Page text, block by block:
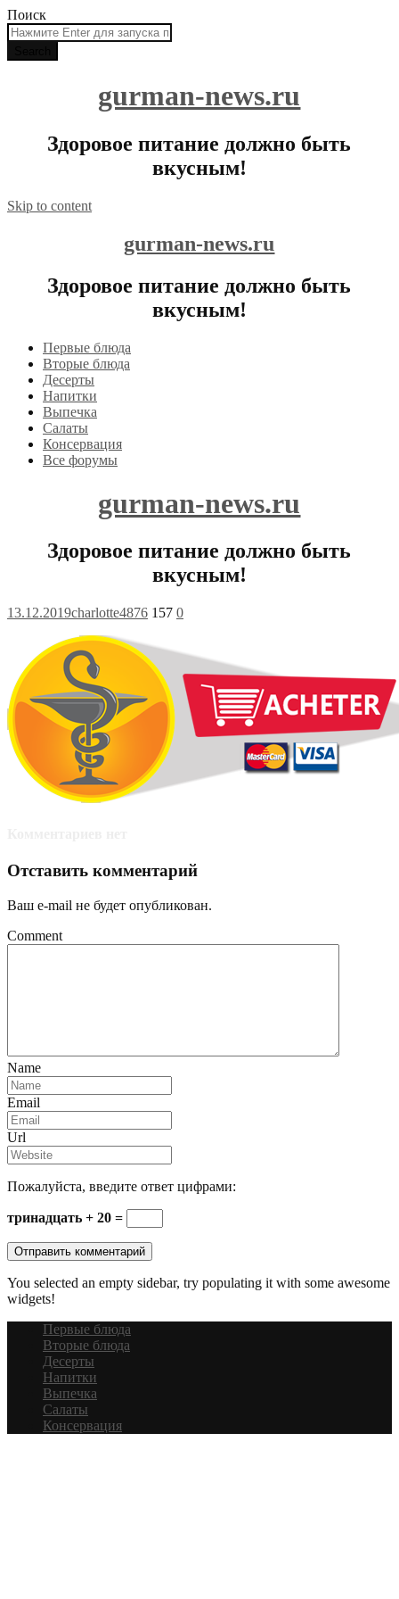
Поиск
gurman-news.ru
Здоровое питание должно быть
вкусным!
Skip to content
gurman-news.ru
Здоровое питание должно быть
вкусным!
Первые блюда
Вторые блюда
Десерты
Напитки
Выпечка
Салаты
Консервация
Все форумы
gurman-news.ru
Здоровое питание должно быть
вкусным!
13.12.2019charlotte4876 157 0
Отставить комментарий
Ваш e-mail не будет опубликован.
Comment
Name
Email
Url
Пожалуйста, введите ответ цифрами:
тринадцать + 20 =
You selected an empty sidebar, try populating it with some awesome
widgets!
Первые блюда
Вторые блюда
Десерты
Напитки
Выпечка
Салаты
Консервация